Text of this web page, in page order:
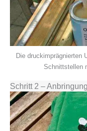
Die druckimprägnierten
Schnittstellen
Schritt 2 –